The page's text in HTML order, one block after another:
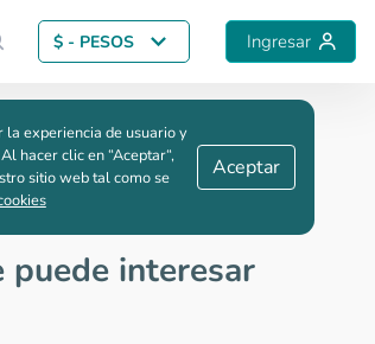
$ - PESOS Ingresar
puede interesar
la experiencia de usuario y
hacer clic en “Aceptar“,
sitio web tal como se
Aceptar
Guardar comparación